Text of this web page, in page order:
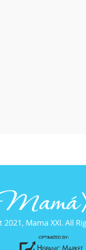
2021, Mama XXI. All